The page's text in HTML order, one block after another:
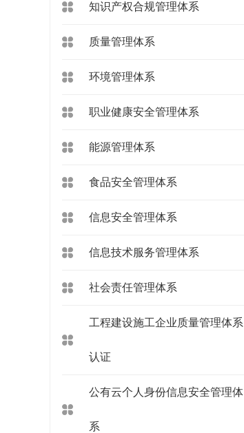
知识产权合规管理体系
质量管理体系
环境管理体系
职业健康安全管理体系
能源管理体系
食品安全管理体系
信息安全管理体系
信息技术服务管理体系
社会责任管理体系
工程建设施工企业质量管理体系
认证
公有云个人身份信息安全管理体
系